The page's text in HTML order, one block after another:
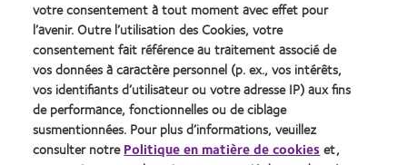
consommateurs
Gérer les préférences relatives
au consentement
Se connecter
France
votre consentement à tout moment avec effet pour
l’avenir. Outre l’utilisation des Cookies, votre
consentement fait référence au traitement associé de
vos données à caractère personnel (p. ex., vos intérêts,
vos identifiants d’utilisateur ou votre adresse IP) aux fins
de performance, fonctionnelles ou de ciblage
susmentionnées. Pour plus d’informations, veuillez
consulter notrePolitique en matière de cookieset,